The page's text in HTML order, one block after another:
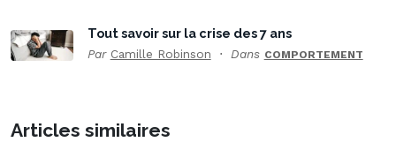
Tout savoir sur la crise des 7 ans
Par Camille Robinson Dans COMPORTEMENT
Articles similaires